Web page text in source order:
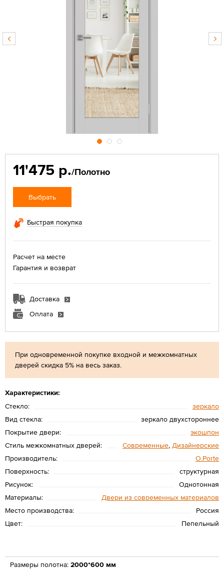
При одновременной покупке входной и межкомнатных
дверей скидка 5% на весь заказ.
Характеристики:
Стекло:
зеркало
Вид стекла:
зеркало двухстороннее
Покрытие двери:
экошпон
Стиль межкомнатных дверей:
Современные, Дизайнерские
Производитель:
O.Porte
Поверхность:
структурная
Рисунок:
Однотонная
Материалы:
Двери из современных материалов
Место производства:
Россия
Цвет:
Пепельный
11'475 р./Полотно
Выбрать
Быстрая покупка
Расчет на месте
Гарантия и возврат
Доставка
Оплата
Размеры полотна: 2000*600 мм